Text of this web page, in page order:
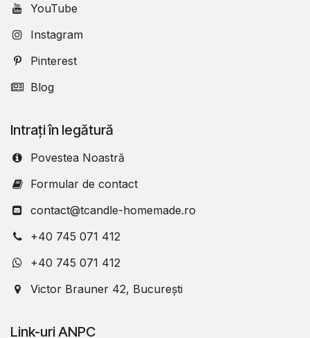
YouTube
Instagram
Pinterest
Blog
Intrați în legătură
Povestea Noastră
Formular de contact
contact@tcandle-homemade.ro
+40 745 071 412
+40 745 071 412
Victor Brauner 42, București
Link-uri ANPC